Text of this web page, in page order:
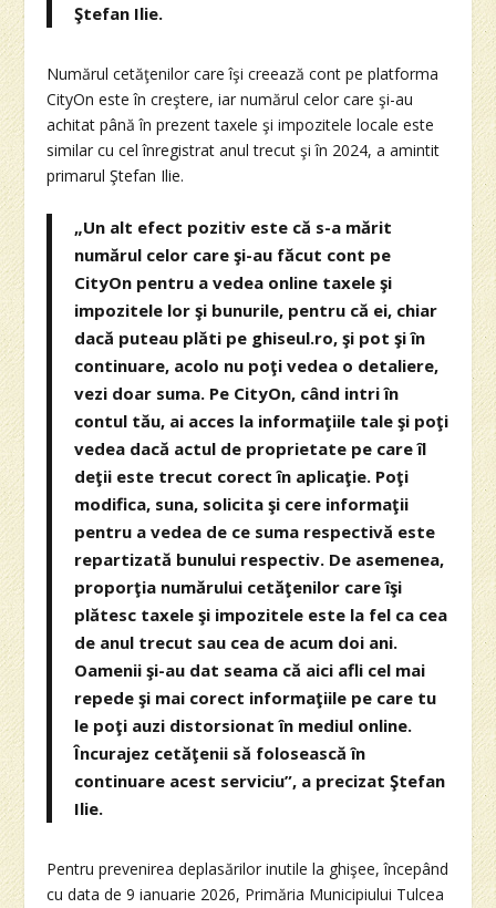
Ştefan Ilie.
Numărul cetăţenilor care îşi creează cont pe platforma
CityOn este în creştere, iar numărul celor care şi-au
achitat până în prezent taxele şi impozitele locale este
similar cu cel înregistrat anul trecut şi în 2024, a amintit
primarul Ştefan Ilie.
„Un alt efect pozitiv este că s-a mărit
numărul celor care şi-au făcut cont pe
CityOn pentru a vedea online taxele şi
impozitele lor şi bunurile, pentru că ei, chiar
dacă puteau plăti pe ghiseul.ro, şi pot şi în
continuare, acolo nu poţi vedea o detaliere,
vezi doar suma. Pe CityOn, când intri în
contul tău, ai acces la informaţiile tale şi poţi
vedea dacă actul de proprietate pe care îl
deţii este trecut corect în aplicaţie. Poţi
modifica, suna, solicita şi cere informaţii
pentru a vedea de ce suma respectivă este
repartizată bunului respectiv. De asemenea,
proporţia numărului cetăţenilor care îşi
plătesc taxele şi impozitele este la fel ca cea
de anul trecut sau cea de acum doi ani.
Oamenii şi-au dat seama că aici afli cel mai
repede şi mai corect informaţiile pe care tu
le poţi auzi distorsionat în mediul online.
Încurajez cetăţenii să folosească în
continuare acest serviciu”, a precizat Ştefan
Ilie.
Pentru prevenirea deplasărilor inutile la ghişee, începând
cu data de 9 ianuarie 2026, Primăria Municipiului Tulcea